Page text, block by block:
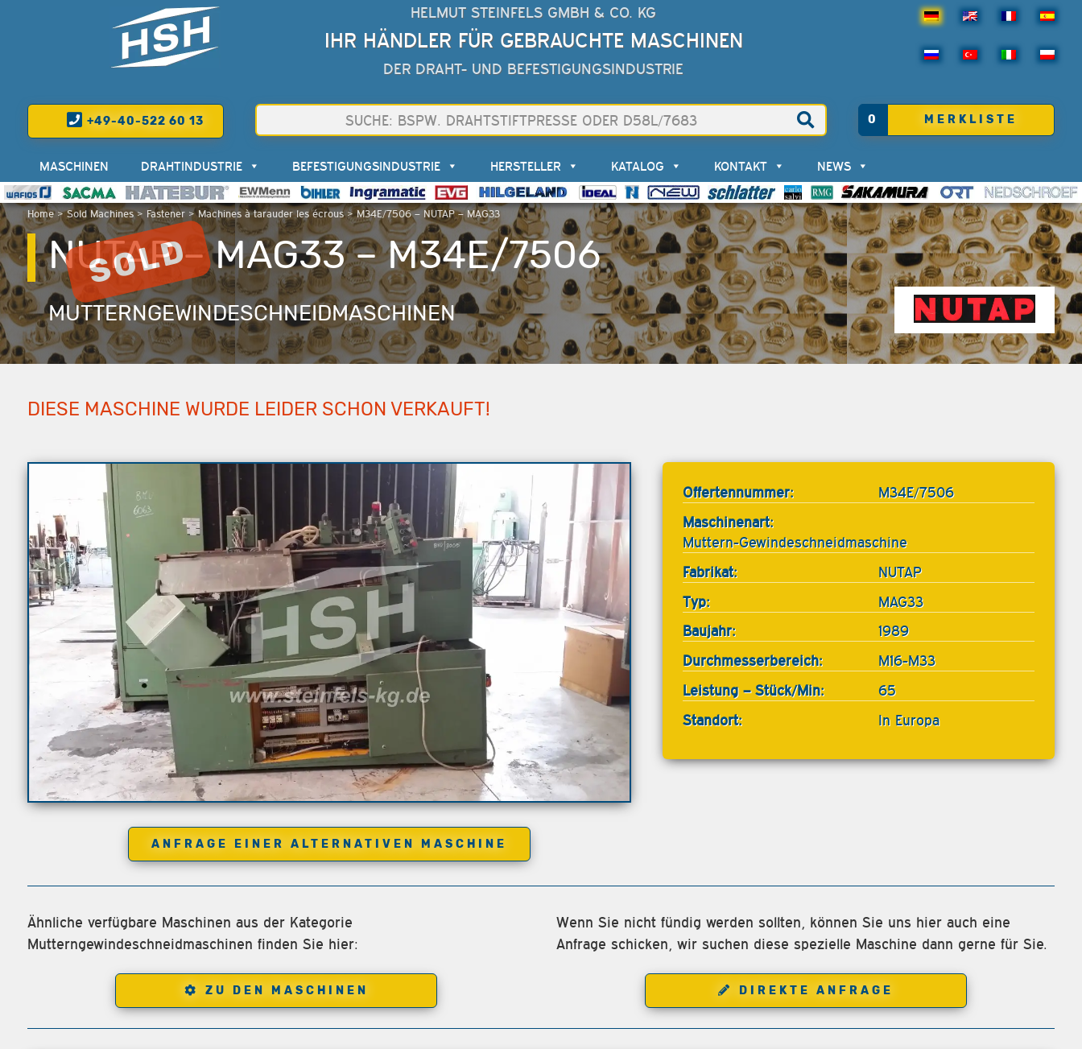
HELMUT STEINFELS GMBH & CO. KG
IHR HÄNDLER FÜR GEBRAUCHTE MASCHINEN
DER DRAHT- UND BEFESTIGUNGSINDUSTRIE
+49-40-522 60 13 0 MERKLISTE
Home>Sold Machines> Fastener> Machines à tarauder les écrous> M34E/7506 – NUTAP – MAG33
MASCHINEN DRAHTINDUSTRIE BEFESTIGUNGSINDUSTRIE HERSTELLER KATALOG KONTAKT NEWS
NUTAP – MAG33 – M34E/7506
MUTTERNGEWINDESCHNEIDMASCHINEN
DIESE MASCHINE WURDE LEIDER SCHON VERKAUFT!
ANFRAGE EINER ALTERNATIVEN MASCHINE
Offertennummer:
M34E/7506
Maschinenart:
Muttern-Gewindeschneidmaschine
Fabrikat:
NUTAP
Typ:
MAG33
Baujahr:
1989
Durchmesserbereich:
M16-M33
Leistung – Stück/Min:
65
Standort:
In Europa
Ähnliche verfügbare Maschinen aus der Kategorie
Mutterngewindeschneidmaschinen finden Sie hier:
ZU DEN MASCHINEN
Wenn Sie nicht fündig werden sollten, können Sie uns hier auch eine
Anfrage schicken, wir suchen diese spezielle Maschine dann gerne für Sie.
DIREKTE ANFRAGE